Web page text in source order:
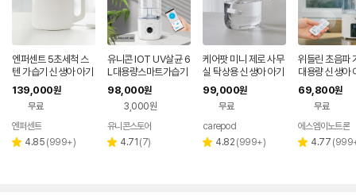
엔퍼센트 5초세척 스
텐 가습기 신생아 아기
가습기 화이트
139,000원
무료
엔퍼센트
별 4.85 리
(999+)
유니콘 IOT UV살균 6
L대용량스마트가습기
IOT 앱연동 WIFI어플
연동 리모컨지원 TL-
HM60V
98,000원
3,000원
유니콘스토어
별 4.71 리
(7)
케어팟 미니 제로 사무
실 탁상용 신생아 아기
가습기 MS021P
99,000원
무료
carepod
별 4.82 리
(999+)
위들린 초음파
대용량 신생아
무실 통세척 가
소음
69,800원
무료
에스엠이노트론
별 4.77 리
(